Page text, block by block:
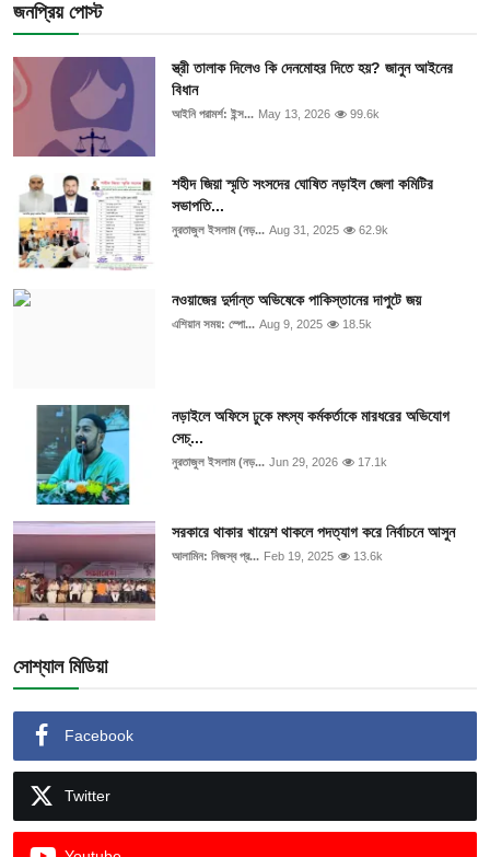
জনপ্রিয় পোস্ট
স্ত্রী তালাক দিলেও কি দেনমোহর দিতে হয়? জানুন আইনের
বিধান
আইনি পরামর্শ: ইন্স... May 13, 2026 99.6k
শহীদ জিয়া স্মৃতি সংসদের ঘোষিত নড়াইল জেলা কমিটির
সভাপতি...
নুরতাজুল ইসলাম (নড়... Aug 31, 2025 62.9k
নওয়াজের দুর্দান্ত অভিষেকে পাকিস্তানের দাপুটে জয়
এশিয়ান সময়: স্পো... Aug 9, 2025 18.5k
নড়াইলে অফিসে ঢুকে মৎস্য কর্মকর্তাকে মারধরের অভিযোগ
সেচ্...
নুরতাজুল ইসলাম (নড়... Jun 29, 2026 17.1k
সরকারে থাকার খায়েশ থাকলে পদত্যাগ করে নির্বাচনে আসুন
আলামিন: নিজস্ব প্র... Feb 19, 2025 13.6k
সোশ্যাল মিডিয়া
Facebook
Twitter